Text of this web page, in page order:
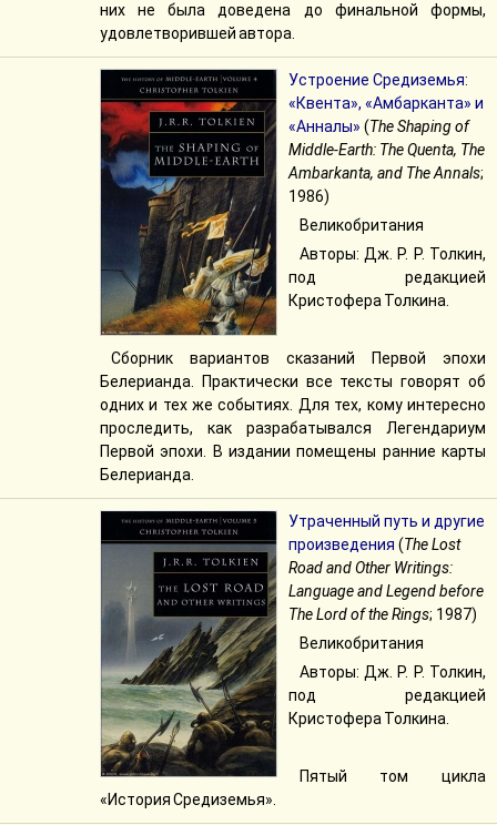
них не была доведена до финальной формы,
удовлетворившей автора.
Устроение Средиземья:
«Квента», «Амбарканта» и
«Анналы» (The Shaping of
Middle-Earth: The Quenta, The
Ambarkanta, and The Annals;
1986)
Великобритания
Авторы: Дж. Р. Р. Толкин,
под редакцией
Кристофера Толкина.
Сборник вариантов сказаний Первой эпохи
Белерианда. Практически все тексты говорят об
одних и тех же событиях. Для тех, кому интересно
проследить, как разрабатывался Легендариум
Первой эпохи. В издании помещены ранние карты
Белерианда.
Утраченный путь и другие
произведения (The Lost
Road and Other Writings:
Language and Legend before
The Lord of the Rings; 1987)
Великобритания
Авторы: Дж. Р. Р. Толкин,
под редакцией
Кристофера Толкина.
Пятый том цикла
«История Средиземья».